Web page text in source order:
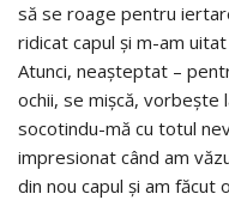
să se roage pentru
ridicat capul şi m-am
Atunci, neaşteptat –
ochii, se mişcă, vorbeşte
socotindu-mă cu totul
impresionat când am
din nou capul şi am făcut